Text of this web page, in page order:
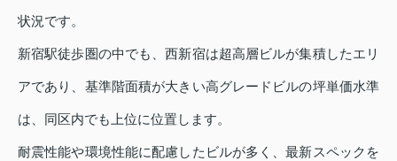
状況です。
新宿駅徒歩圏の中でも、西新宿は超高層ビルが集積したエリ
アであり、基準階面積が大きい高グレードビルの坪単価水準
は、同区内でも上位に位置します。
耐震性能や環境性能に配慮したビルが多く、最新スペックを